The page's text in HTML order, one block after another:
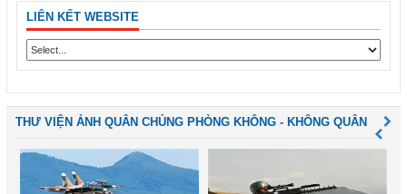
LIÊN KẾT WEBSITE
THƯ VIỆN ẢNH QUÂN CHỦNG PHÒNG KHÔNG - KHÔNG QUÂN